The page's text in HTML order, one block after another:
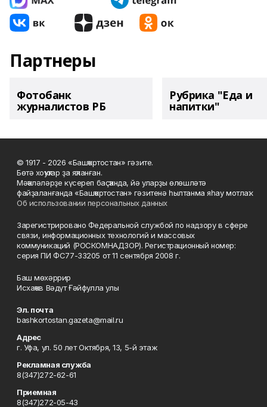
Партнеры
Фотобанк
журналистов РБ
Рубрика "Еда и
напитки"
© 1917 - 2026 «Башҡортостан» гәзите.
Бөтә хоҡуҡтар ҙа яҡланған.
Мәҡәләләрҙе күсереп баҫҡанда, йә уларҙы өлөшләтә
файҙаланғанда «Башҡортостан» гәзитенә һылтанма яһау мотлаҡ.
Об использовании персональных данных
Зарегистрировано Федеральной службой по надзору в сфере
связи, информационных технологий и массовых
коммуникаций (РОСКОМНАДЗОР). Регистрационный номер:
серия ПИ ФС77-33205 от 11 сентября 2008 г.
Баш мөхәррир
Исхаҡов Вәдүт Ғәйфулла улы
Эл. почта
bashkortostan.gazeta@mail.ru
Адрес
г. Уфа, ул. 50 лет Октября, 13, 5-й этаж
Рекламная служба
8(347)272-62-61
Приемная
8(347)272-05-43